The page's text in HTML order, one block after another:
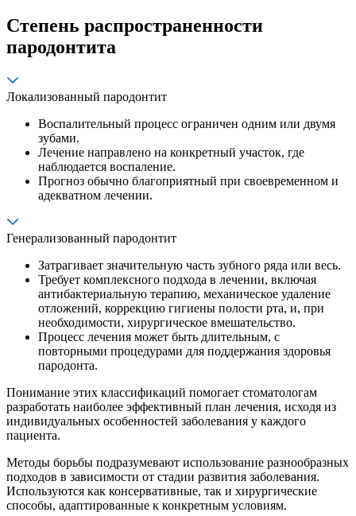
Степень распространенности
пародонтита
Локализованный пародонтит
Воспалительный процесс ограничен одним или двумя
зубами.
Лечение направлено на конкретный участок, где
наблюдается воспаление.
Прогноз обычно благоприятный при своевременном и
адекватном лечении.
Генерализованный пародонтит
Затрагивает значительную часть зубного ряда или весь.
Требует комплексного подхода в лечении, включая
антибактериальную терапию, механическое удаление
отложений, коррекцию гигиены полости рта, и, при
необходимости, хирургическое вмешательство.
Процесс лечения может быть длительным, с
повторными процедурами для поддержания здоровья
пародонта.
Понимание этих классификаций помогает стоматологам
разработать наиболее эффективный план лечения, исходя из
индивидуальных особенностей заболевания у каждого
пациента.
Методы борьбы подразумевают использование разнообразных
подходов в зависимости от стадии развития заболевания.
Используются как консервативные, так и хирургические
способы, адаптированные к конкретным условиям.